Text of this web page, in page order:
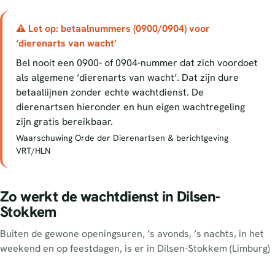
⚠ Let op: betaalnummers (0900/0904) voor
‘dierenarts van wacht’
Bel nooit een 0900- of 0904-nummer dat zich voordoet
als algemene ‘dierenarts van wacht’. Dat zijn dure
betaallijnen zonder echte wachtdienst. De
dierenartsen hieronder en hun eigen wachtregeling
zijn gratis bereikbaar.
Waarschuwing Orde der Dierenartsen & berichtgeving
VRT/HLN
Zo werkt de wachtdienst in Dilsen-
Stokkem
Buiten de gewone openingsuren, ’s avonds, ’s nachts, in het
weekend en op feestdagen, is er in Dilsen-Stokkem (Limburg)